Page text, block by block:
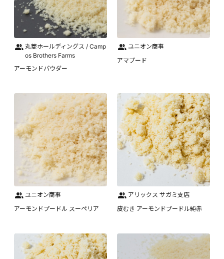
丸菱ホールディングス / Camp
os Brothers Farms
アーモンドパウダー
ユニオン商事
アマプード
ユニオン商事
アーモンドプードル スーペリア
アリックス サガミ支店
皮むき アーモンドプードル純赤